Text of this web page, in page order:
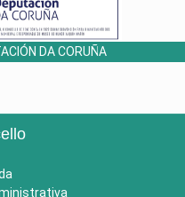
DA CORUÑA